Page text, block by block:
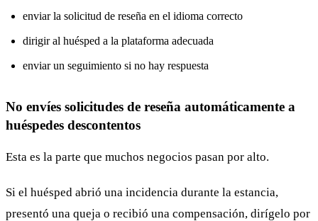
enviar la solicitud de reseña en el idioma correcto
dirigir al huésped a la plataforma adecuada
enviar un seguimiento si no hay respuesta
No envíes solicitudes de reseña automáticamente a
huéspedes descontentos
Esta es la parte que muchos negocios pasan por alto.
Si el huésped abrió una incidencia durante la estancia,
presentó una queja o recibió una compensación, dirígelo por